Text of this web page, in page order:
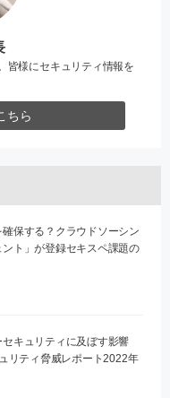
皆様にセキュリティ情報を
ちら
保する？クラウドソーシン
ト」が登録セキスペ課題の
キュリティに及ぼす影響
リティ脅威レポート2022年